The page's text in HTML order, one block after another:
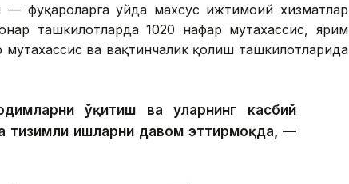
фуқароларга уйда махсус ижтимоий хизматлар
ташкилотларда 1020 нафар мутахассис, ярим
ва вақтинчалик қолиш ташкилотларида
ўқитиш ва уларнинг касбий
тизимли ишларни давом эттирмоқда, —